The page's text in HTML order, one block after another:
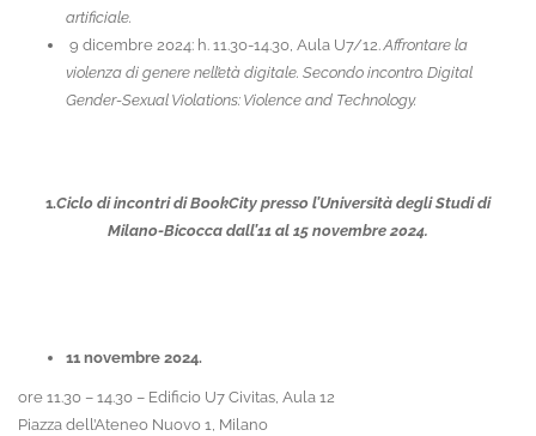
artificiale.
9 dicembre 2024: h. 11.30-14.30, Aula U7/12.Affrontare la
violenza di genere nell’età digitale. Secondo incontro. Digital
Gender-Sexual Violations: Violence and Technology.
1.Ciclo di incontri di BookCity presso l’Università degli Studi di
Milano-Bicocca dall’11 al 15 novembre 2024.
11 novembre 2024.
ore 11.30 – 14.30 – Edificio U7 Civitas, Aula 12
Piazza dell’Ateneo Nuovo 1, Milano